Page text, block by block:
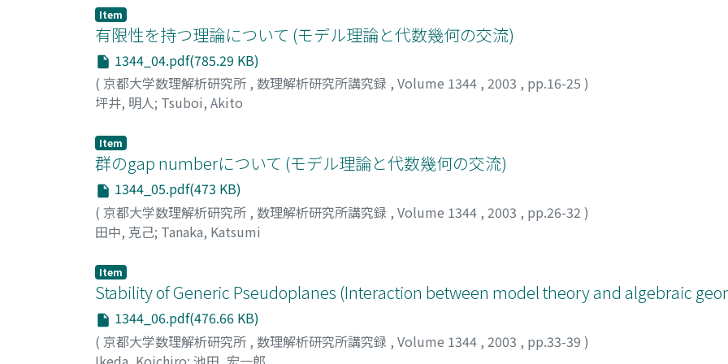
Item
有限性を持つ理論について (モデル理論と代数幾何の交流)
1344_04.pdf(785.29 KB)
( 京都大学数理解析研究所 , 数理解析研究所講究録 , Volume 1344 , 2003 , pp.16-25 )
坪井, 明人; Tsuboi, Akito
Item
群のgap numberについて (モデル理論と代数幾何の交流)
1344_05.pdf(473 KB)
( 京都大学数理解析研究所 , 数理解析研究所講究録 , Volume 1344 , 2003 , pp.26-32 )
田中, 克己; Tanaka, Katsumi
Item
Stability of Generic Pseudoplanes (Interaction between model theory and algebraic
1344_06.pdf(476.66 KB)
( 京都大学数理解析研究所 , 数理解析研究所講究録 , Volume 1344 , 2003 , pp.33-39 )